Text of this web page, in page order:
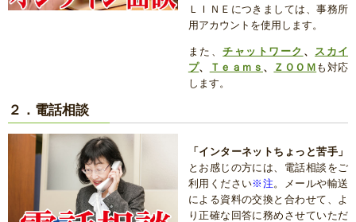
ＬＩＮＥにつきましては、事務所
用アカウントを使用します。
また、チャットワーク 、
スカイ
プ、 Ｔｅａｍｓ 、 ＺＯＯＭ も対応
します。
２．電話相談
「インターネットちょっと苦手」
とお感じの方には、電話相談をご
利用ください※注 。メールや輸送
による資料の交換と合わせて、よ
り正確な回答に務めさせていただ